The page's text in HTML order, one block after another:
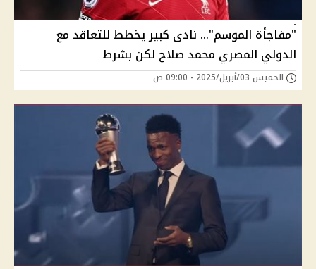
"مفاجأة الموسم"... نادى كبير يخطط للتعاقد مع
الدولي المصري محمد صلاح لكن بشرط
الخميس 03/أبريل/2025 - 09:00 ص